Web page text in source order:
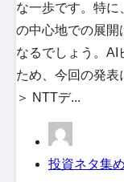
な一歩です。特に
の中心地での展開
なるでしょう。AI
ため、今回の発
＞ NTTデ...
投資ネタ集